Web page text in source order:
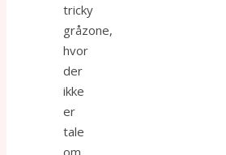
tricky
gråzone,
hvor
der
ikke
er
tale
om